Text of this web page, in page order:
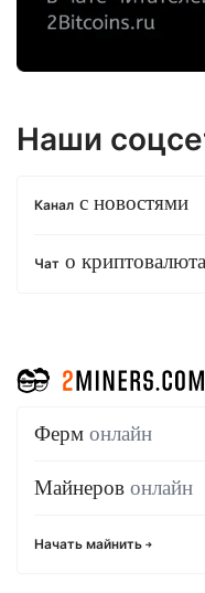
Наши
Канал с новостями
Чат о
Ферм онлайн
Майнеров онлайн
Начать майнить